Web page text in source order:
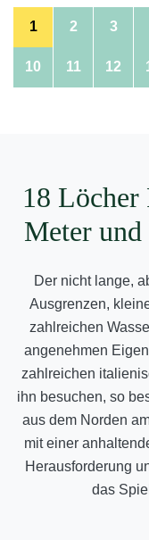
1 2 3
10 11 12
18 Löcher
Meter und
Der nicht lange,
Ausgrenzen,
zahlreichen
angenehmen
zahlreichen
ihn besuchen, so
aus dem Norden
mit einer
Herausforderung
das